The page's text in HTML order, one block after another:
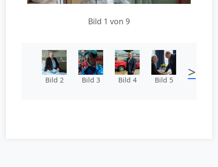
Bild 1 von 9
Bild 2 Bild 3 Bild 4 Bild 5 >